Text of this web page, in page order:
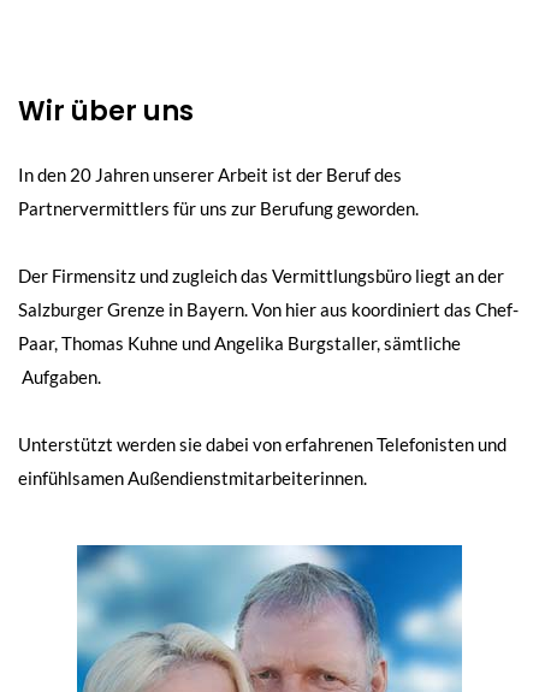
Wir über uns
In den 20 Jahren unserer Arbeit ist der Beruf des
Partnervermittlers für uns zur Berufung geworden.
Der Firmensitz und zugleich das Vermittlungsbüro liegt an der
Salzburger Grenze in Bayern. Von hier aus koordiniert das Chef-
Paar, Thomas Kuhne und Angelika Burgstaller, sämtliche
Aufgaben.
Unterstützt werden sie dabei von erfahrenen Telefonisten und
einfühlsamen Außendienstmitarbeiterinnen.